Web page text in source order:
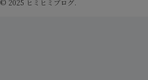
© 2025 ヒミヒミブログ.